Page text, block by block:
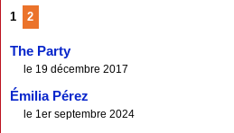
1 2
The Party
le 19 décembre 2017
Émilia Pérez
le 1er septembre 2024